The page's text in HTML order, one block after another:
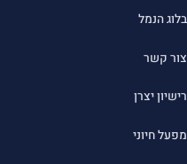
בלוג הנמל
צור קשר
רישיון יצרן
מפעל חיוני